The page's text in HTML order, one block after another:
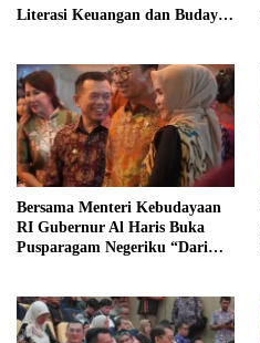
Literasi Keuangan dan Budaya
Bersama Menteri Kebudayaan
RI Gubernur Al Haris Buka
Pusparagam Negeriku “Dari